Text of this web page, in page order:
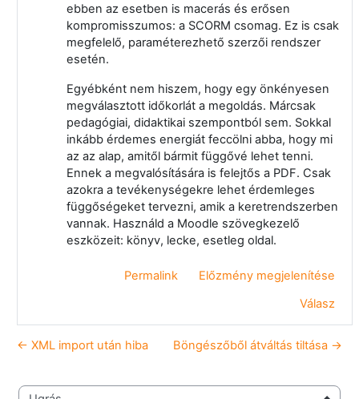
ebben az esetben is macerás és erősen
kompromisszumos: a SCORM csomag. Ez is csak
megfelelő, paraméterezhető szerzői rendszer
esetén.
Egyébként nem hiszem, hogy egy önkényesen
megválasztott időkorlát a megoldás. Márcsak
pedagógiai, didaktikai szempontból sem. Sokkal
inkább érdemes energiát feccölni abba, hogy mi
az az alap, amitől bármit függővé lehet tenni.
Ennek a megvalósítására is felejtős a PDF. Csak
azokra a tevékenységekre lehet érdemleges
függőségeket tervezni, amik a keretrendszerben
vannak. Használd a Moodle szövegkezelő
eszközeit: könyv, lecke, esetleg oldal.
Permalink
Előzmény megjelenítése
Válasz
← XML import után hiba Böngészőből átváltás tiltása →